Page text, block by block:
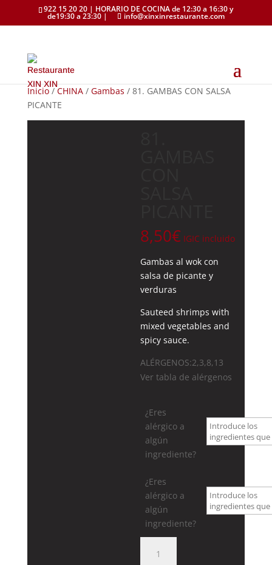
922 15 20 20 | HORARIO DE COCINA de 12:30 a 16:30 y
de19:30 a 23:30 | info@xinxinrestaurante.com
Inicio/CHINA/ Gambas / 81. GAMBAS CON SALSA
PICANTE
8,50€ IGIC incluido
Gambas al wok con
salsa de picante y
verduras
Sauteed shrimps with
mixed vegetables and
spicy sauce.
ALÉRGENOS:2,3,8,13
Ver tabla de alérgenos
¿Eres
alérgico a
algún
ingrediente?
¿Eres
alérgico a
algún
ingrediente?
GAMBAS